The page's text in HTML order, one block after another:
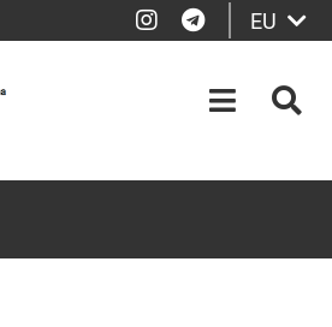
Instagram
Telegram
EU
OPEN-